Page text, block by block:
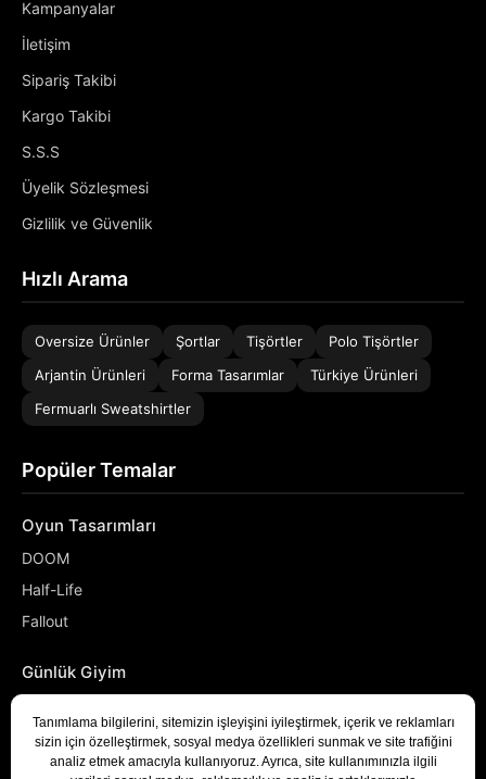
Kampanyalar
İletişim
Sipariş Takibi
Kargo Takibi
S.S.S
Üyelik Sözleşmesi
Gizlilik ve Güvenlik
Hızlı Arama
Oversize Ürünler Şortlar Tişörtler
Polo Tişörtler
Arjantin Ürünleri
Forma Tasarımlar
Türkiye Ürünleri
Fermuarlı Sweatshirtler
Popüler Temalar
Oyun Tasarımları
DOOM
Half-Life
Fallout
Günlük Giyim
Denizci
Developer